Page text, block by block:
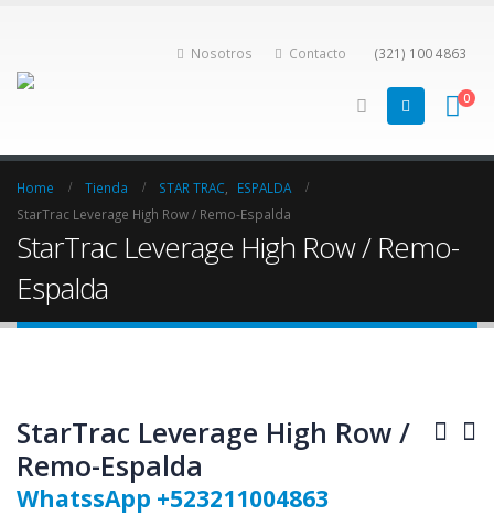
Nosotros Contacto (321) 100 4863
0
Home Tienda STAR TRAC
ESPALDA
StarTrac Leverage High Row / Remo-Espalda
StarTrac Leverage High Row / Remo-
Espalda
StarTrac Leverage High Row /
Remo-Espalda
WhatssApp +523211004863